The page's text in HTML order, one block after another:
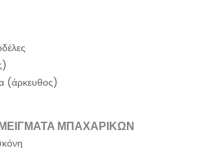
(άρκευθος)
ΜΠΑΧΑΡΙΚΩΝ